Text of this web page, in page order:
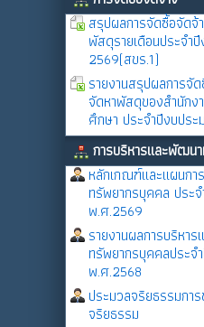
สรุปผลการจัดซื้อจัดจ้
พัสดุรายเดือนประจำ
2569(สขร.1)
รายงานสรุปผลการจั
จัดหาพัสดุของสำนักง
ศึกษา ประจำปีงบปร
การบริหารและพัฒน
หลักเกณฑ์และแผนก
ทรัพยากรบุคคล ประ
พ.ศ.2569
รายงานผลการบริหา
ทรัพยากรบุคคลประจ
พ.ศ.2568
ประมวลจริยธรรมกา
จริยธรรม